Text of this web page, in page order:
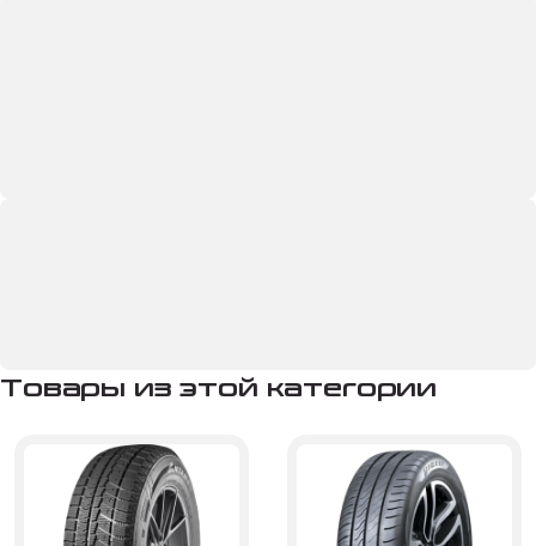
Товары из этой категории